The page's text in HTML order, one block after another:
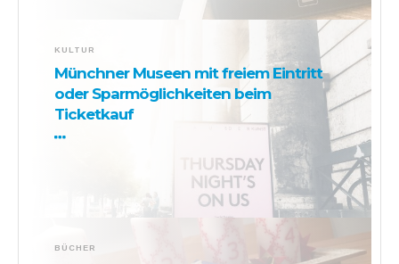
KULTUR
Münchner Museen mit freiem Eintritt
oder Sparmöglichkeiten beim
Ticketkauf
BÜCHER